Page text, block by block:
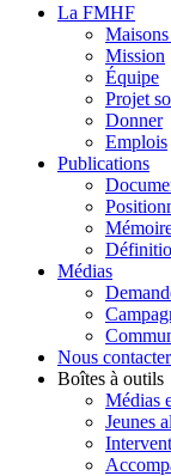
La FMHF
Mission
Équipe
Projet
Donner
Emplois
Publications
Médias
Nous contacter
Boîtes à outils
Médias
Jeunes